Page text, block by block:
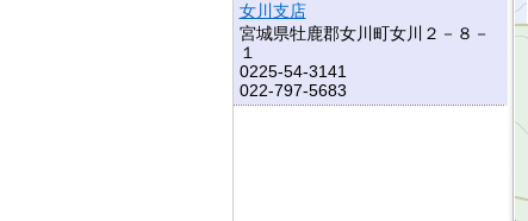
女川支店
宮城県牡鹿郡女川町女川２－８－
１
0225-54-3141
022-797-5683